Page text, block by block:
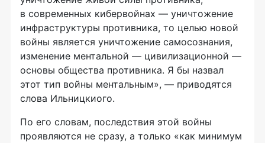
в современных кибервойнах — уничтожение
инфраструктуры противника, то целью новой
войны является уничтожение самосознания,
изменение ментальной — цивилизационной —
основы общества противника. Я бы назвал
этот тип войны ментальным», — приводятся
слова Ильницкиого.
По его словам, последствия этой войны
проявляются не сразу, а только «как минимум